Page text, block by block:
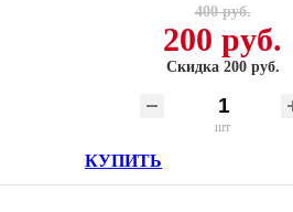
400 руб.
200 руб.
Скидка 200 руб.
шт
КУПИТЬ